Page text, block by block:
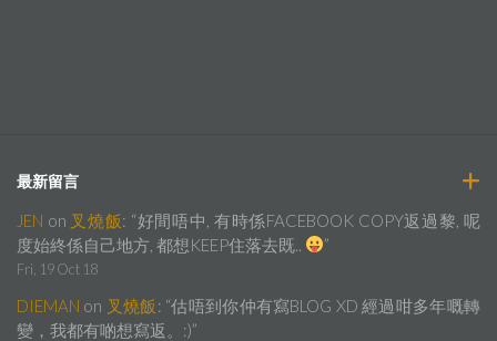
最新留言
JEN on 叉燒飯: “好間唔中, 有時係FACEBOOK COPY返過黎, 呢
度始終係自己地方, 都想KEEP住落去既..
”
Fri, 19 Oct 18
DIEMAN on 叉燒飯 : “估唔到你仲有寫BLOG XD 經過咁多年嘅轉
變，我都有啲想寫返。:)”